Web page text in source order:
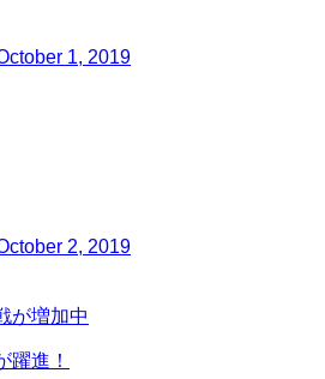
1, 2019
2, 2019
が増加中
躍進！